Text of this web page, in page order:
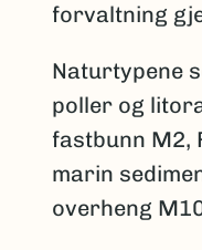
forvaltning
Naturtypene
poller og
fastbunn M2,
marin
overheng